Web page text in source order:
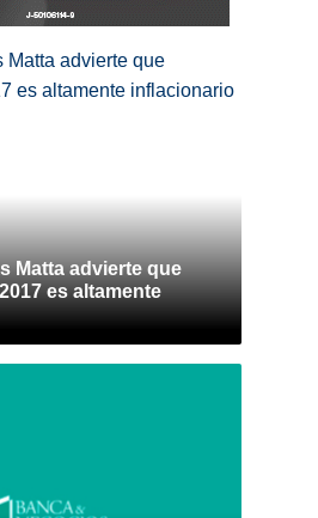
Matta advierte que
es altamente